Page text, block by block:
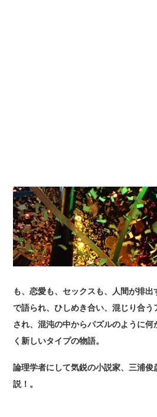
も、恋愛も、セックスも、人間が排
で語られ、ひしめき合い、混じり合
され、混沌の中からパズルのように
く新しいタイプの物語。
論理学者にして気鋭の小説家、三浦
説！。